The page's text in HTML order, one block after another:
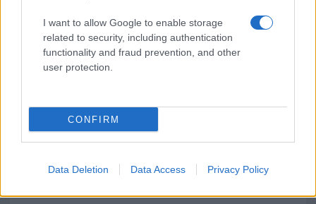
I want to allow Google to enable storage
related to security, including authentication
functionality and fraud prevention, and other
user protection.
CONFIRM
Data Deletion Data Access Privacy Policy
Red Valley Festival, musica no-stop a Olbia fino
alle 5